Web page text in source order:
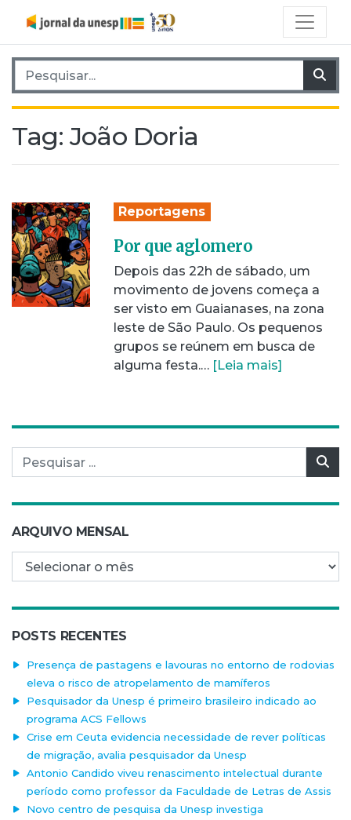
Pesquisar por:
Tag: João Doria
Reportagens
Por que aglomero
Depois das 22h de sábado, um
movimento de jovens começa a
ser visto em Guaianases, na zona
leste de São Paulo. Os pequenos
grupos se reúnem em busca de
alguma festa.… [Leia mais]
Pesquisar por:
ARQUIVO MENSAL
Arquivo mensal
POSTS RECENTES
Presença de pastagens e lavouras no entorno de rodovias
eleva o risco de atropelamento de mamíferos
Pesquisador da Unesp é primeiro brasileiro indicado ao
programa ACS Fellows
Crise em Ceuta evidencia necessidade de rever políticas
de migração, avalia pesquisador da Unesp
Antonio Candido viveu renascimento intelectual durante
período como professor da Faculdade de Letras de Assis
Novo centro de pesquisa da Unesp investiga